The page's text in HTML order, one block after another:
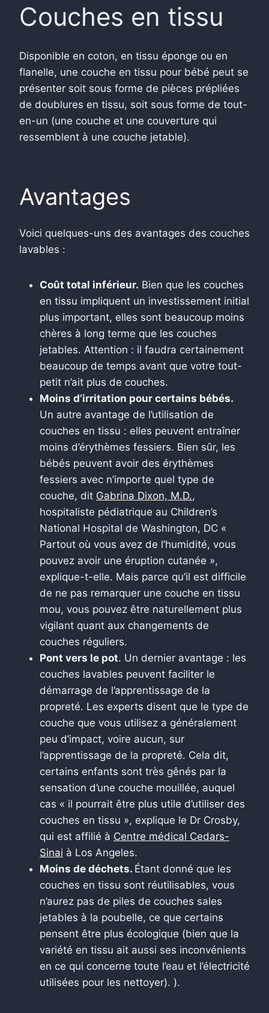
Couches en tissu
Disponible en coton, en tissu éponge ou en
flanelle, une couche en tissu pour bébé peut se
présenter soit sous forme de pièces prépliées
de doublures en tissu, soit sous forme de tout-
en-un (une couche et une couverture qui
ressemblent à une couche jetable).
Avantages
Voici quelques-uns des avantages des couches
lavables :
Coût total inférieur. Bien que les couches
en tissu impliquent un investissement initial
plus important, elles sont beaucoup moins
chères à long terme que les couches
jetables. Attention : il faudra certainement
beaucoup de temps avant que votre tout-
petit n’ait plus de couches.
Moins d’irritation pour certains bébés.
Un autre avantage de l’utilisation de
couches en tissu : elles peuvent entraîner
moins d’érythèmes fessiers. Bien sûr, les
bébés peuvent avoir des érythèmes
fessiers avec n’importe quel type de
couche, dit Gabrina Dixon, M.D.,
hospitaliste pédiatrique au Children’s
National Hospital de Washington, DC «
Partout où vous avez de l’humidité, vous
pouvez avoir une éruption cutanée »,
explique-t-elle. Mais parce qu’il est difficile
de ne pas remarquer une couche en tissu
mou, vous pouvez être naturellement plus
vigilant quant aux changements de
couches réguliers.
Pont vers le pot. Un dernier avantage : les
couches lavables peuvent faciliter le
démarrage de l’apprentissage de la
propreté. Les experts disent que le type de
couche que vous utilisez a généralement
peu d’impact, voire aucun, sur
l’apprentissage de la propreté. Cela dit,
certains enfants sont très gênés par la
sensation d’une couche mouillée, auquel
cas « il pourrait être plus utile d’utiliser des
couches en tissu », explique le Dr Crosby,
qui est affilié à Centre médical Cedars-
Sinai à Los Angeles.
Moins de déchets. Étant donné que les
couches en tissu sont réutilisables, vous
n’aurez pas de piles de couches sales
jetables à la poubelle, ce que certains
pensent être plus écologique (bien que la
variété en tissu ait aussi ses inconvénients
en ce qui concerne toute l’eau et l’électricité
utilisées pour les nettoyer). ).